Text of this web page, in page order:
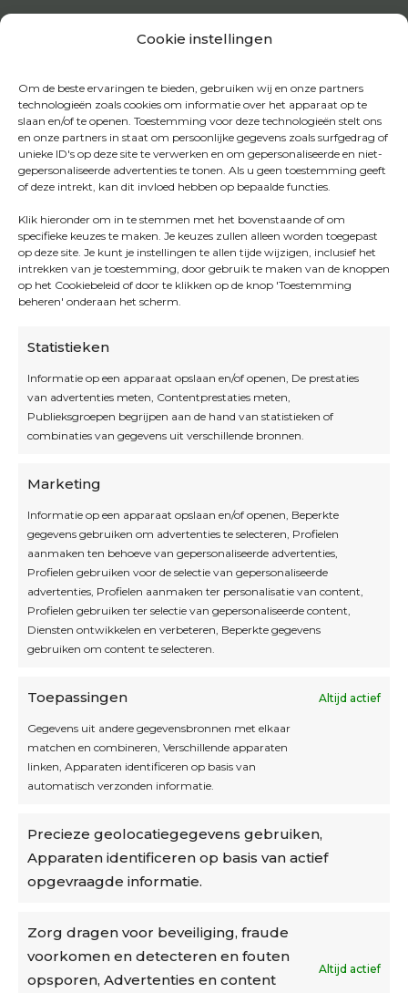
Cookie instellingen
Om de beste ervaringen te bieden, gebruiken wij en onze partners
technologieën zoals cookies om informatie over het apparaat op te
slaan en/of te openen. Toestemming voor deze technologieën stelt ons
en onze partners in staat om persoonlijke gegevens zoals surfgedrag of
unieke ID's op deze site te verwerken en om gepersonaliseerde en niet-
gepersonaliseerde advertenties te tonen. Als u geen toestemming geeft
of deze intrekt, kan dit invloed hebben op bepaalde functies.
Klik hieronder om in te stemmen met het bovenstaande of om
specifieke keuzes te maken. Je keuzes zullen alleen worden toegepast
op deze site. Je kunt je instellingen te allen tijde wijzigen, inclusief het
intrekken van je toestemming, door gebruik te maken van de knoppen
op het Cookiebeleid of door te klikken op de knop 'Toestemming
beheren' onderaan het scherm.
Statistieken
Informatie op een apparaat opslaan en/of openen, De prestaties
van advertenties meten, Contentprestaties meten,
Publieksgroepen begrijpen aan de hand van statistieken of
combinaties van gegevens uit verschillende bronnen.
Marketing
Informatie op een apparaat opslaan en/of openen, Beperkte
gegevens gebruiken om advertenties te selecteren, Profielen
aanmaken ten behoeve van gepersonaliseerde advertenties,
Profielen gebruiken voor de selectie van gepersonaliseerde
advertenties, Profielen aanmaken ter personalisatie van content,
Profielen gebruiken ter selectie van gepersonaliseerde content,
Diensten ontwikkelen en verbeteren, Beperkte gegevens
gebruiken om content te selecteren.
Toepassingen Altijd actief
Gegevens uit andere gegevensbronnen met elkaar
matchen en combineren, Verschillende apparaten
linken, Apparaten identificeren op basis van
automatisch verzonden informatie.
Precieze geolocatiegegevens gebruiken,
Apparaten identificeren op basis van actief
opgevraagde informatie.
Zorg dragen voor beveiliging, fraude
voorkomen en detecteren en fouten
opsporen, Advertenties en content
Altijd actief
Openingsuren
Blijf op de hoogte
Interesse in leuke kadotips of toffe acties?
Laat dan hier je mailadres achter.
Algemene voorwaarden
Cookiebeleid
Accountinstellingen
Verzending